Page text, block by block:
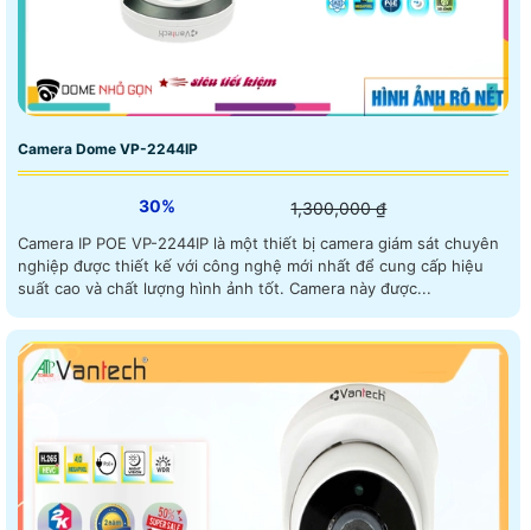
Camera Dome VP-2244IP
30% 1,300,000 ₫
Camera IP POE VP-2244IP là một thiết bị camera giám sát chuyên
nghiệp được thiết kế với công nghệ mới nhất để cung cấp hiệu
suất cao và chất lượng hình ảnh tốt. Camera này được...